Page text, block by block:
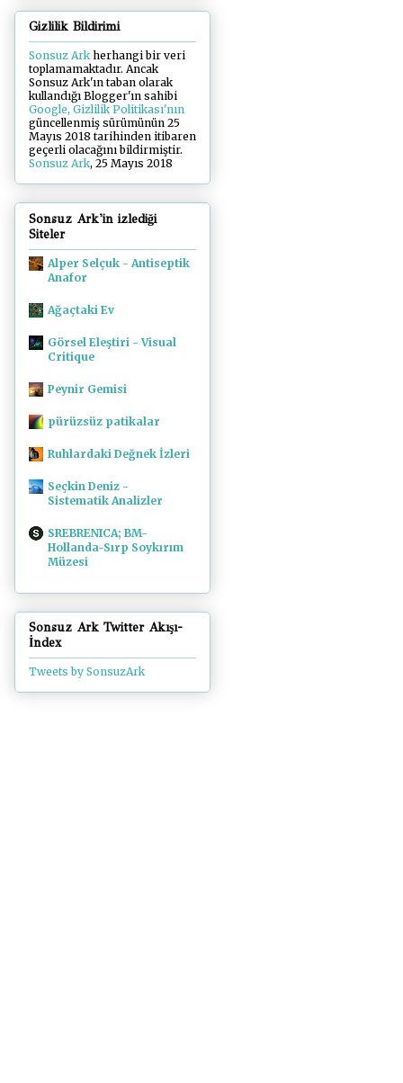
Gizlilik Bildirimi
Sonsuz Arkherhangi bir veri
toplamamaktadır. Ancak
Sonsuz Ark'ın taban olarak
kullandığı Blogger'ın sahibi
Google, Gizlilik Politikası'nın
güncellenmiş sürümünün 25
Mayıs 2018 tarihinden itibaren
geçerli olacağını bildirmiştir.
Sonsuz Ark, 25 Mayıs 2018
Sonsuz Ark'in izlediği
Siteler
Alper Selçuk - Antiseptik
Anafor
Ağaçtaki Ev
Görsel Eleştiri - Visual
Critique
Peynir Gemisi
pürüzsüz patikalar
Ruhlardaki Değnek İzleri
Seçkin Deniz -
Sistematik Analizler
SREBRENICA; BM-
Hollanda-Sırp Soykırım
Müzesi
Sonsuz Ark Twitter Akışı-
İndex
Tweets by SonsuzArk